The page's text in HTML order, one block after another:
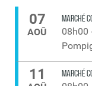
07
AOÛ
MARCHÉ
08h00
11 MARCHÉ